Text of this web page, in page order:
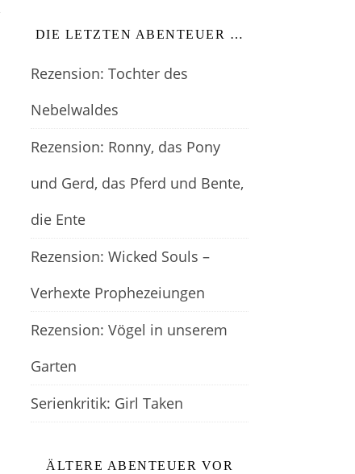
DIE LETZTEN ABENTEUER …
Rezension: Tochter des
Nebelwaldes
Rezension: Ronny, das Pony
und Gerd, das Pferd und Bente,
die Ente
Rezension: Wicked Souls –
Verhexte Prophezeiungen
Rezension: Vögel in unserem
Garten
Serienkritik: Girl Taken
ÄLTERE ABENTEUER VOR